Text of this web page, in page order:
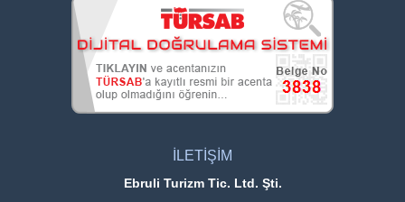
İLETİŞİM
Ebruli Turizm Tic. Ltd. Şti.